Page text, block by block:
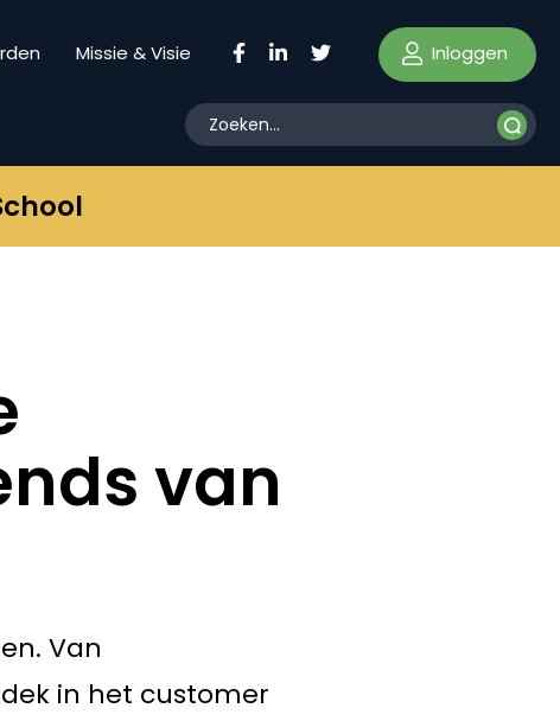
Missie & Visie Inloggen
van
Van
in het customer